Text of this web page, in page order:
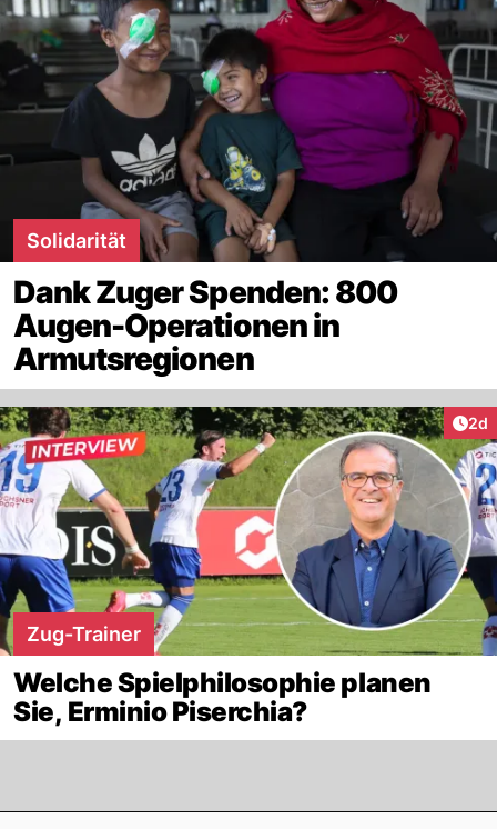
Solidarität
Dank Zuger Spenden: 800
Augen-Operationen in
Armutsregionen
2d
Zug-Trainer
Welche Spielphilosophie planen
Sie, Erminio Piserchia?